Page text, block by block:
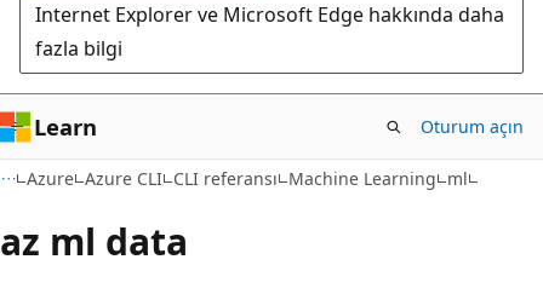
Internet Explorer ve Microsoft Edge hakkında daha
fazla bilgi
Learn Oturum açın
Azure Azure CLI CLI referansı Machine Learning ml
az ml data